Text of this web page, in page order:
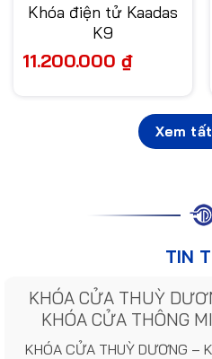
Khóa điện tử Kaadas
K9
11.200.000 ₫
Xem
TIN
KHÓA CỬA THUỲ
KHÓA CỬA THÔNG
KHÓA CỬA THUỲ DƯƠNG –